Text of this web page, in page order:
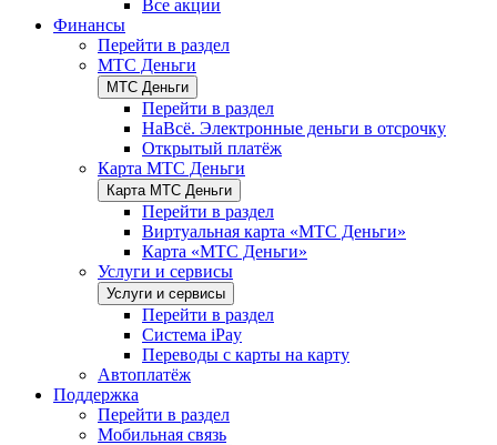
Все акции
Финансы
Перейти в раздел
МТС Деньги
МТС Деньги
Перейти в раздел
НаВсё. Электронные деньги в отсрочку
Открытый платёж
Карта МТС Деньги
Карта МТС Деньги
Перейти в раздел
Виртуальная карта «МТС Деньги»
Карта «МТС Деньги»
Услуги и сервисы
Услуги и сервисы
Перейти в раздел
Система iPay
Переводы с карты на карту
Автоплатёж
Поддержка
Перейти в раздел
Мобильная связь